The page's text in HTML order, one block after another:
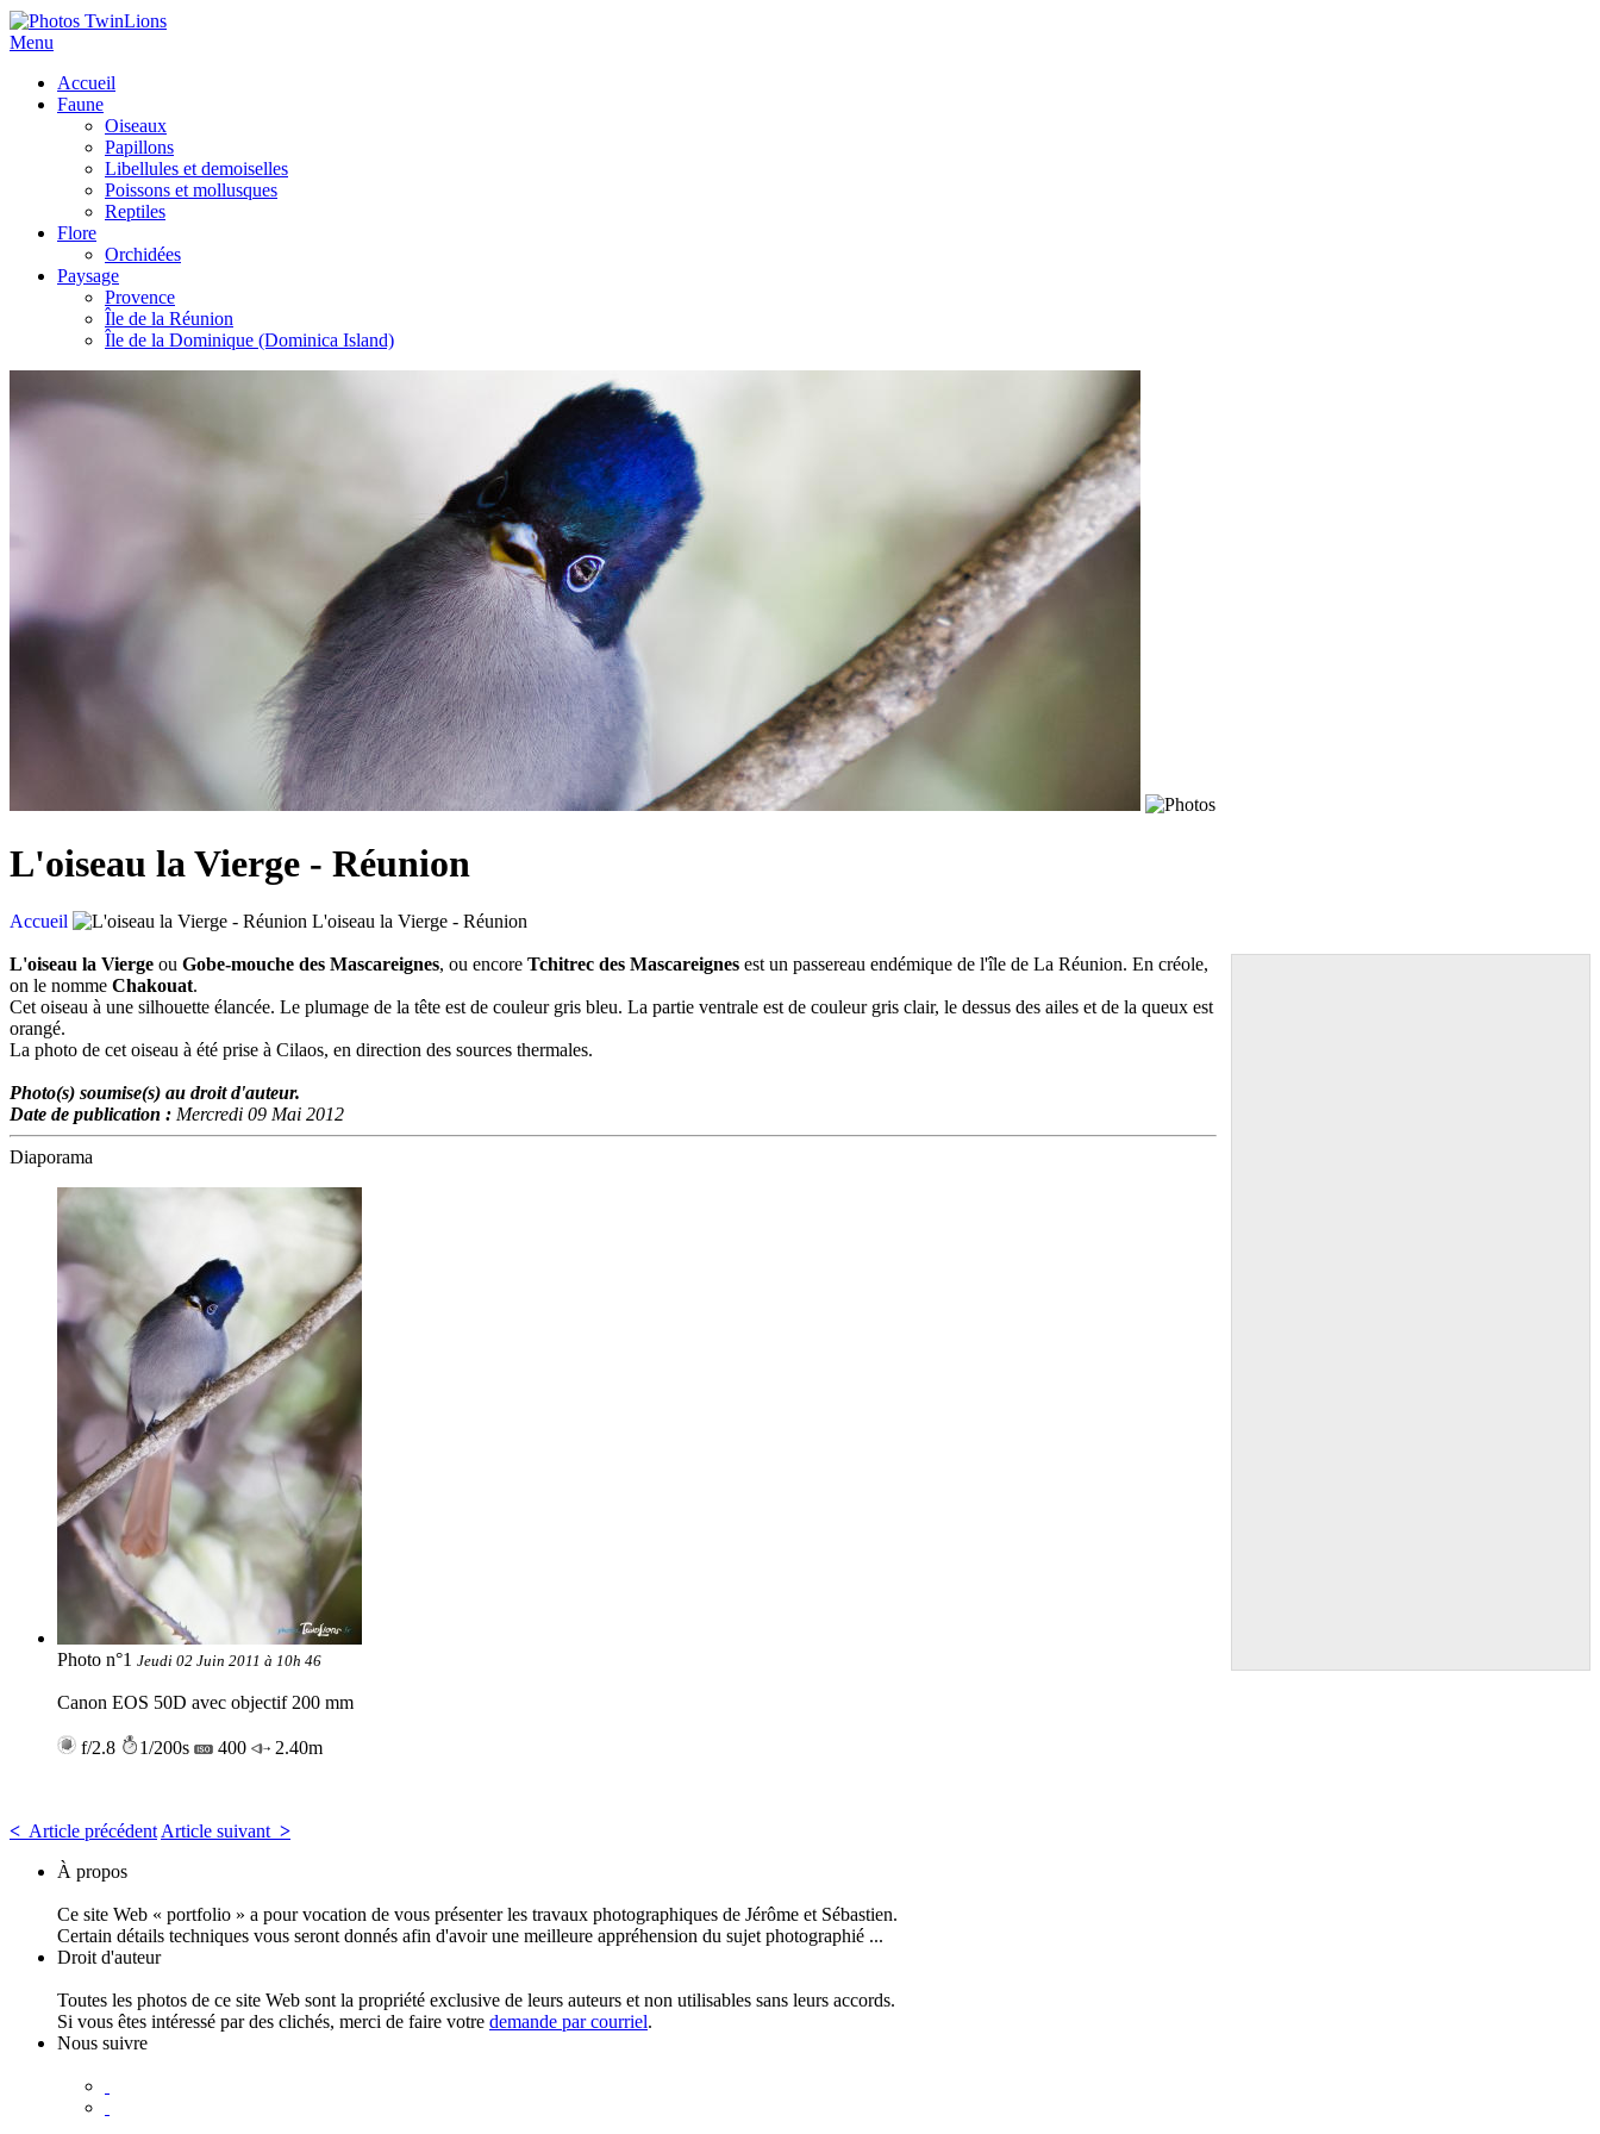
Menu
Accueil
Faune
Oiseaux
Papillons
Libellules et demoiselles
Poissons et mollusques
Reptiles
Flore
Orchidées
Paysage
Provence
Île de la Réunion
Île de la Dominique (Dominica Island)
L'oiseau la Vierge - Réunion
Accueil L'oiseau la Vierge - Réunion
L'oiseau la Vierge ou Gobe-mouche des Mascareignes, ou encore Tchitrec des Mascareignes est un passereau endémique de l'île de La Réunion. En créole,
on le nomme Chakouat.
Cet oiseau à une silhouette élancée. Le plumage de la tête est de couleur gris bleu. La partie ventrale est de couleur gris clair, le dessus des ailes et de la queux est
orangé.
La photo de cet oiseau à été prise à Cilaos, en direction des sources thermales.
Photo(s) soumise(s) au droit d'auteur.
Date de publication : Mercredi 09 Mai 2012
Diaporama
Photo n°1 Jeudi 02 Juin 2011 à 10h 46
Canon EOS 50D avec objectif 200 mm
f/2.8 1/200s 400 2.40m
< Article précédent Article suivant >
À propos
Ce site Web « portfolio » a pour vocation de vous présenter les travaux photographiques de Jérôme et Sébastien.
Certain détails techniques vous seront donnés afin d'avoir une meilleure appréhension du sujet photographié ...
Droit d'auteur
Toutes les photos de ce site Web sont la propriété exclusive de leurs auteurs et non utilisables sans leurs accords.
Si vous êtes intéressé par des clichés, merci de faire votre demande par courriel.
Nous suivre